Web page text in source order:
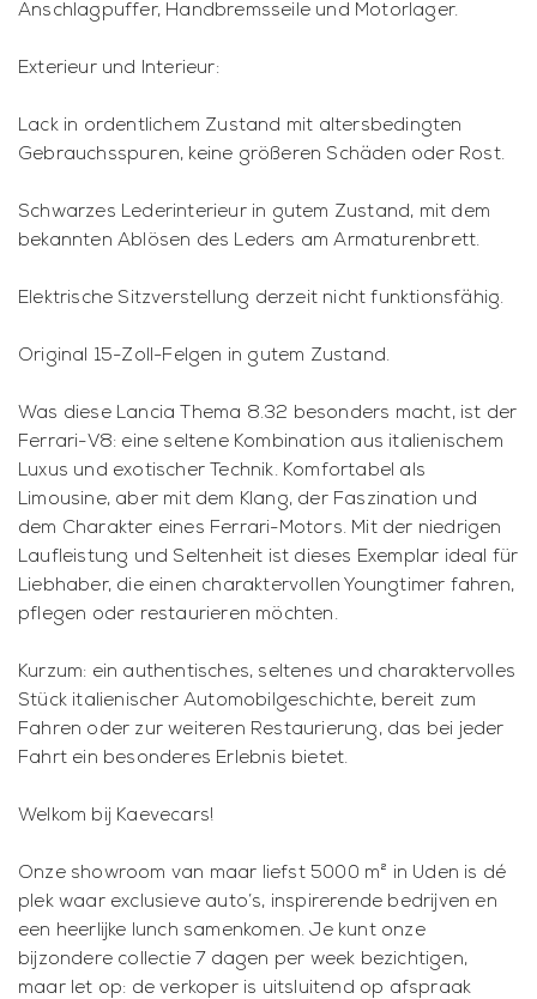
Anschlagpuffer, Handbremsseile und Motorlager.
Exterieur und Interieur:
Lack in ordentlichem Zustand mit altersbedingten
Gebrauchsspuren, keine größeren Schäden oder Rost.
Schwarzes Lederinterieur in gutem Zustand, mit dem
bekannten Ablösen des Leders am Armaturenbrett.
Elektrische Sitzverstellung derzeit nicht funktionsfähig.
Original 15-Zoll-Felgen in gutem Zustand.
Was diese Lancia Thema 8.32 besonders macht, ist der
Ferrari-V8: eine seltene Kombination aus italienischem
Luxus und exotischer Technik. Komfortabel als
Limousine, aber mit dem Klang, der Faszination und
dem Charakter eines Ferrari-Motors. Mit der niedrigen
Laufleistung und Seltenheit ist dieses Exemplar ideal für
Liebhaber, die einen charaktervollen Youngtimer fahren,
pflegen oder restaurieren möchten.
Kurzum: ein authentisches, seltenes und charaktervolles
Stück italienischer Automobilgeschichte, bereit zum
Fahren oder zur weiteren Restaurierung, das bei jeder
Fahrt ein besonderes Erlebnis bietet.
Welkom bij Kaevecars!
Onze showroom van maar liefst 5000 m² in Uden is dé
plek waar exclusieve auto’s, inspirerende bedrijven en
een heerlijke lunch samenkomen. Je kunt onze
bijzondere collectie 7 dagen per week bezichtigen,
maar let op: de verkoper is uitsluitend op afspraak